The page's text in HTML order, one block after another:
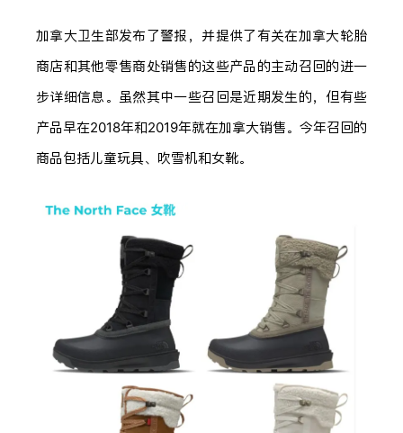
加拿大卫生部发布了警报，并提供了有关在加拿大轮胎
商店和其他零售商处销售的这些产品的主动召回的进一
步详细信息。虽然其中一些召回是近期发生的，但有些
产品早在2018年和2019年就在加拿大销售。今年召回的
商品包括儿童玩具、吹雪机和女靴。